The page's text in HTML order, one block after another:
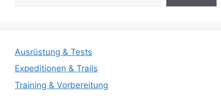
Ausrüstung & Tests
Expeditionen & Trails
Training & Vorbereitung